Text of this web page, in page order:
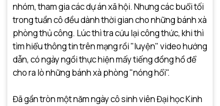
nhóm, tham gia các dự án xã hội. Nhưng các buổi tối
trong tuần cô đều dành thời gian cho những bánh xà
phòng thủ công. Lúc thì tra cứu lại công thức, khi thì
tìm hiểu thông tin trên mạng rồi "luyện" video hướng
dẫn, có ngày ngồi thực hiện mấy tiếng đồng hồ để
cho ra lò những bánh xà phòng "nóng hổi".
Đã gần tròn một năm ngày cô sinh viên Đại học Kinh